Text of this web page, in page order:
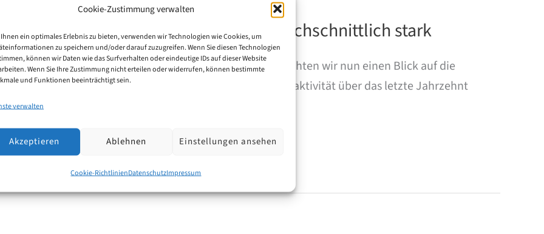
Cookie-Zustimmung verwalten
ein optimales Erlebnis zu bieten, verwenden wir Technologien wie Cookies, um
zu speichern und/oder darauf zuzugreifen. Wenn Sie diesen Technologien
können wir Daten wie das Surfverhalten oder eindeutige IDs auf dieser Website
Wenn Sie Ihre Zustimmung nicht erteilen oder widerrufen, können bestimmte
und Funktionen beeinträchtigt sein.
verwalten
Akzeptieren Ablehnen Einstellungen ansehen
Cookie-RichtlinienDatenschutzImpressum
im Zeitverlauf – Velbert bleibt überdurchschnittlich stark
jüngsten Beitrag zu den Anmeldezahlen 2023 möchten wir nun einen Blick auf die
in Velbert werfen. Wie hat sich Velberts Schutzrechtsaktivität über das letzte Jahrzehnt